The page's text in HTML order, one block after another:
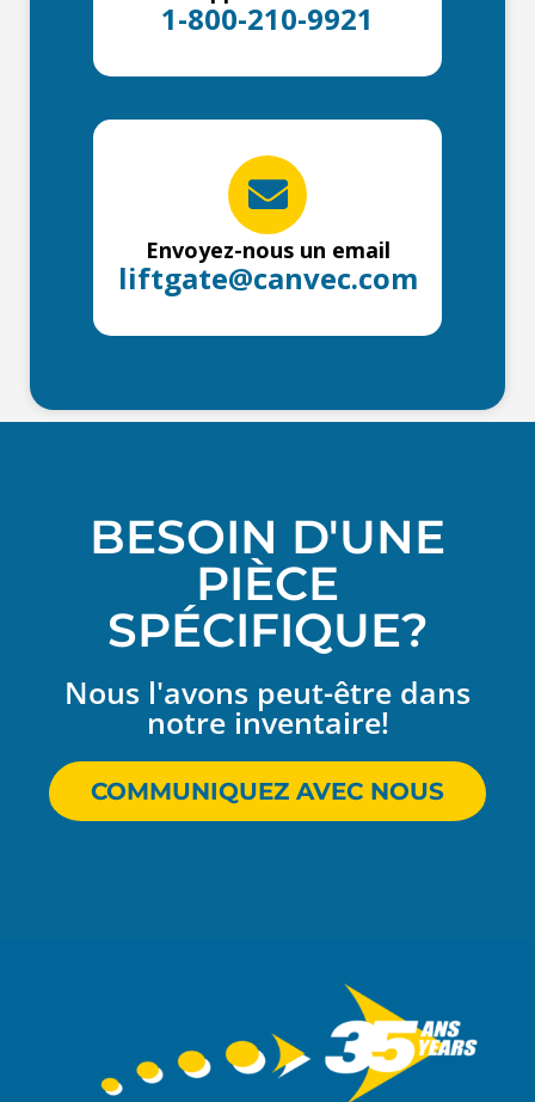
1-800-210-9921
Envoyez-nous un email
liftgate@canvec.com
BESOIN D'UNE
PIÈCE
SPÉCIFIQUE?
Nous l'avons peut-être dans
notre inventaire!
COMMUNIQUEZ AVEC NOUS